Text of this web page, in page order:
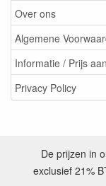
Over ons
Algemene
Informatie / Prijs
Privacy Policy
De prijzen in
exclusief 21%